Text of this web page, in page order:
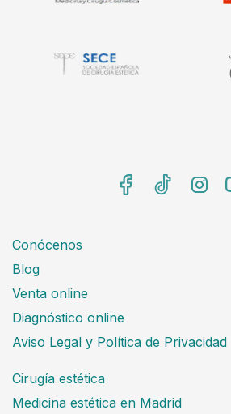
Conócenos
Blog
Venta online
Diagnóstico online
Aviso Legal y Política de Privacidad
Cirugía estética
Medicina estética en Madrid